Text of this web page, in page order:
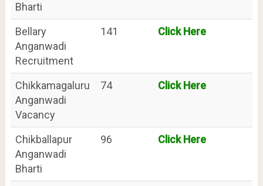
Bharti
Bellary
Anganwadi
Recruitment
141 Click Here
Chikkamagaluru
Anganwadi
Vacancy
74 Click Here
Chikballapur
Anganwadi
Bharti
96 Click Here